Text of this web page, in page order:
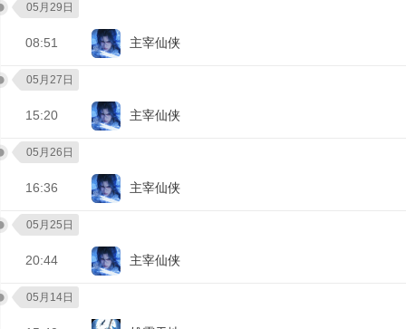
05月29日
08:51 主宰仙侠
05月27日
15:20 主宰仙侠
05月26日
16:36 主宰仙侠
05月25日
20:44 主宰仙侠
05月14日